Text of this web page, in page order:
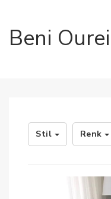
Beni
Stil Renk